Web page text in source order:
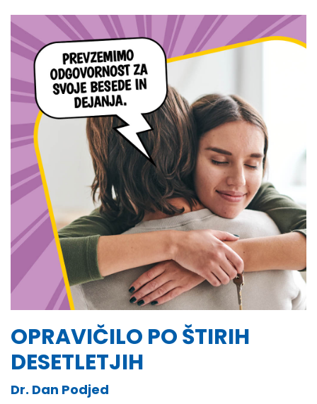
OPRAVIČILO PO ŠTIRIH
DESETLETJIH
Dr. Dan Podjed